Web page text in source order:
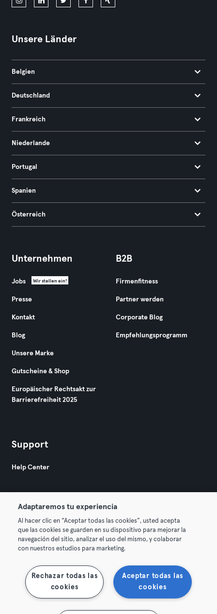
Unsere Länder
Belgien
Deutschland
Frankreich
Niederlande
Portugal
Spanien
Österreich
Unternehmen
Jobs Wir stellen ein!
Presse
Kontakt
Blog
Unsere Marke
Gutscheine & Shop
Europäischer Rechtsakt zur
Barrierefreiheit 2025
B2B
Firmenfitness
Partner werden
Corporate Blog
Empfehlungsprogramm
Support
Help Center
© 2026 Urban Sports Group GmbH. All rights reserved.
AGB Datenschutz Impressum
Vertrag hier kündigen Hier Verträge widerrufen
Adaptaremos tu experiencia
Al hacer clic en “Aceptar todas las cookies”, usted acepta
que las cookies se guarden en su dispositivo para mejorar la
navegación del sitio, analizar el uso del mismo, y colaborar
con nuestros estudios para marketing.
Aceptar todas las
cookies
Rechazar todas las
cookies